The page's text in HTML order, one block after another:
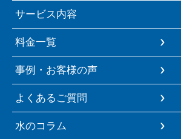
サービス内容
料金一覧
事例・お客様の声
よくあるご質問
水のコラム